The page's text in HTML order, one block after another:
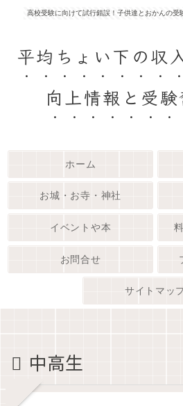
高校受験に向けて試行錯誤！子供達とおかんの受
平均ちょい下の収
向上情報と受
ホーム
お城・お寺・神社
イベントや本
お問合せ
サイトマッ
中高生